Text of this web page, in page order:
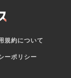
規約について
ーポリシー